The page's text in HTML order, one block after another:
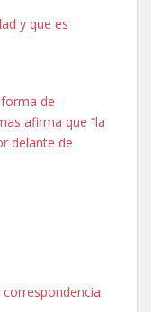
PERDIDO HOY
y que es
de
afirma que “la
delante de